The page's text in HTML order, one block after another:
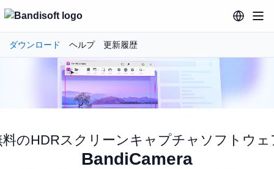
ダウンロード ヘルプ 更新履歴
料のHDRスクリーンキャプチャソフトウェ
BandiCamera